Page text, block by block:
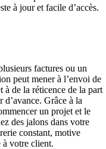
à jour et facile d’accès.
factures ou un
peut mener à l’envoi de
à de la réticence de la part
d’avance. Grâce à la
un projet et le
des jalons dans votre
constant, motive
à votre client.